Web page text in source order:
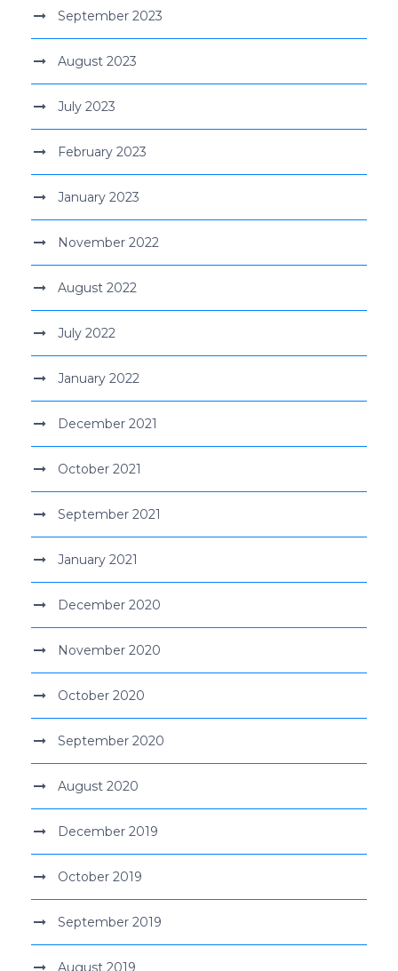
September 2023
August 2023
July 2023
February 2023
January 2023
November 2022
August 2022
July 2022
January 2022
December 2021
October 2021
September 2021
January 2021
December 2020
November 2020
October 2020
September 2020
August 2020
December 2019
October 2019
September 2019
August 2019